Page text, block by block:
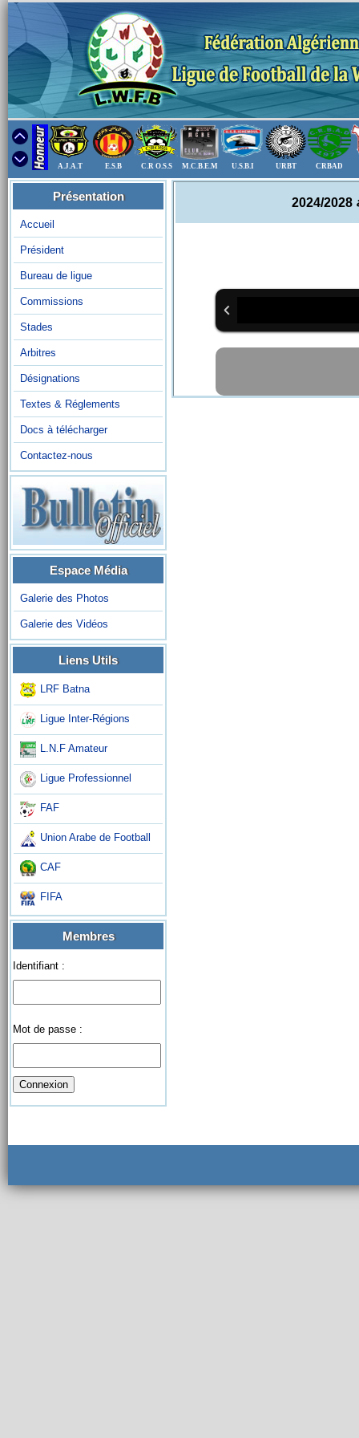
A.J.A.T E.S.B C.R O.S.S M.C.B.E.M U.S.B.I URBT CRBAD
Présentation
Accueil
Président
Bureau de ligue
Commissions
Stades
Arbitres
Désignations
Textes & Réglements
Docs à télécharger
Contactez-nous
Espace Média
Galerie des Photos
Galerie des Vidéos
Liens Utils
LRF Batna
Ligue Inter-Régions
L.N.F Amateur
Ligue Professionnel
FAF
Union Arabe de Football
CAF
FIFA
Membres
Identifiant :
Mot de passe :